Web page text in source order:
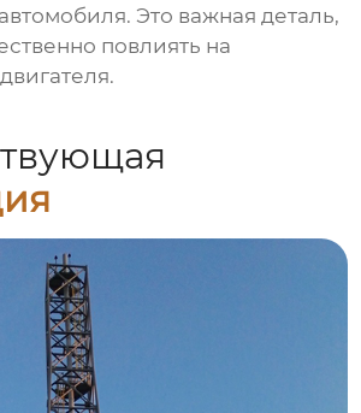
Это важная деталь,
повлиять на